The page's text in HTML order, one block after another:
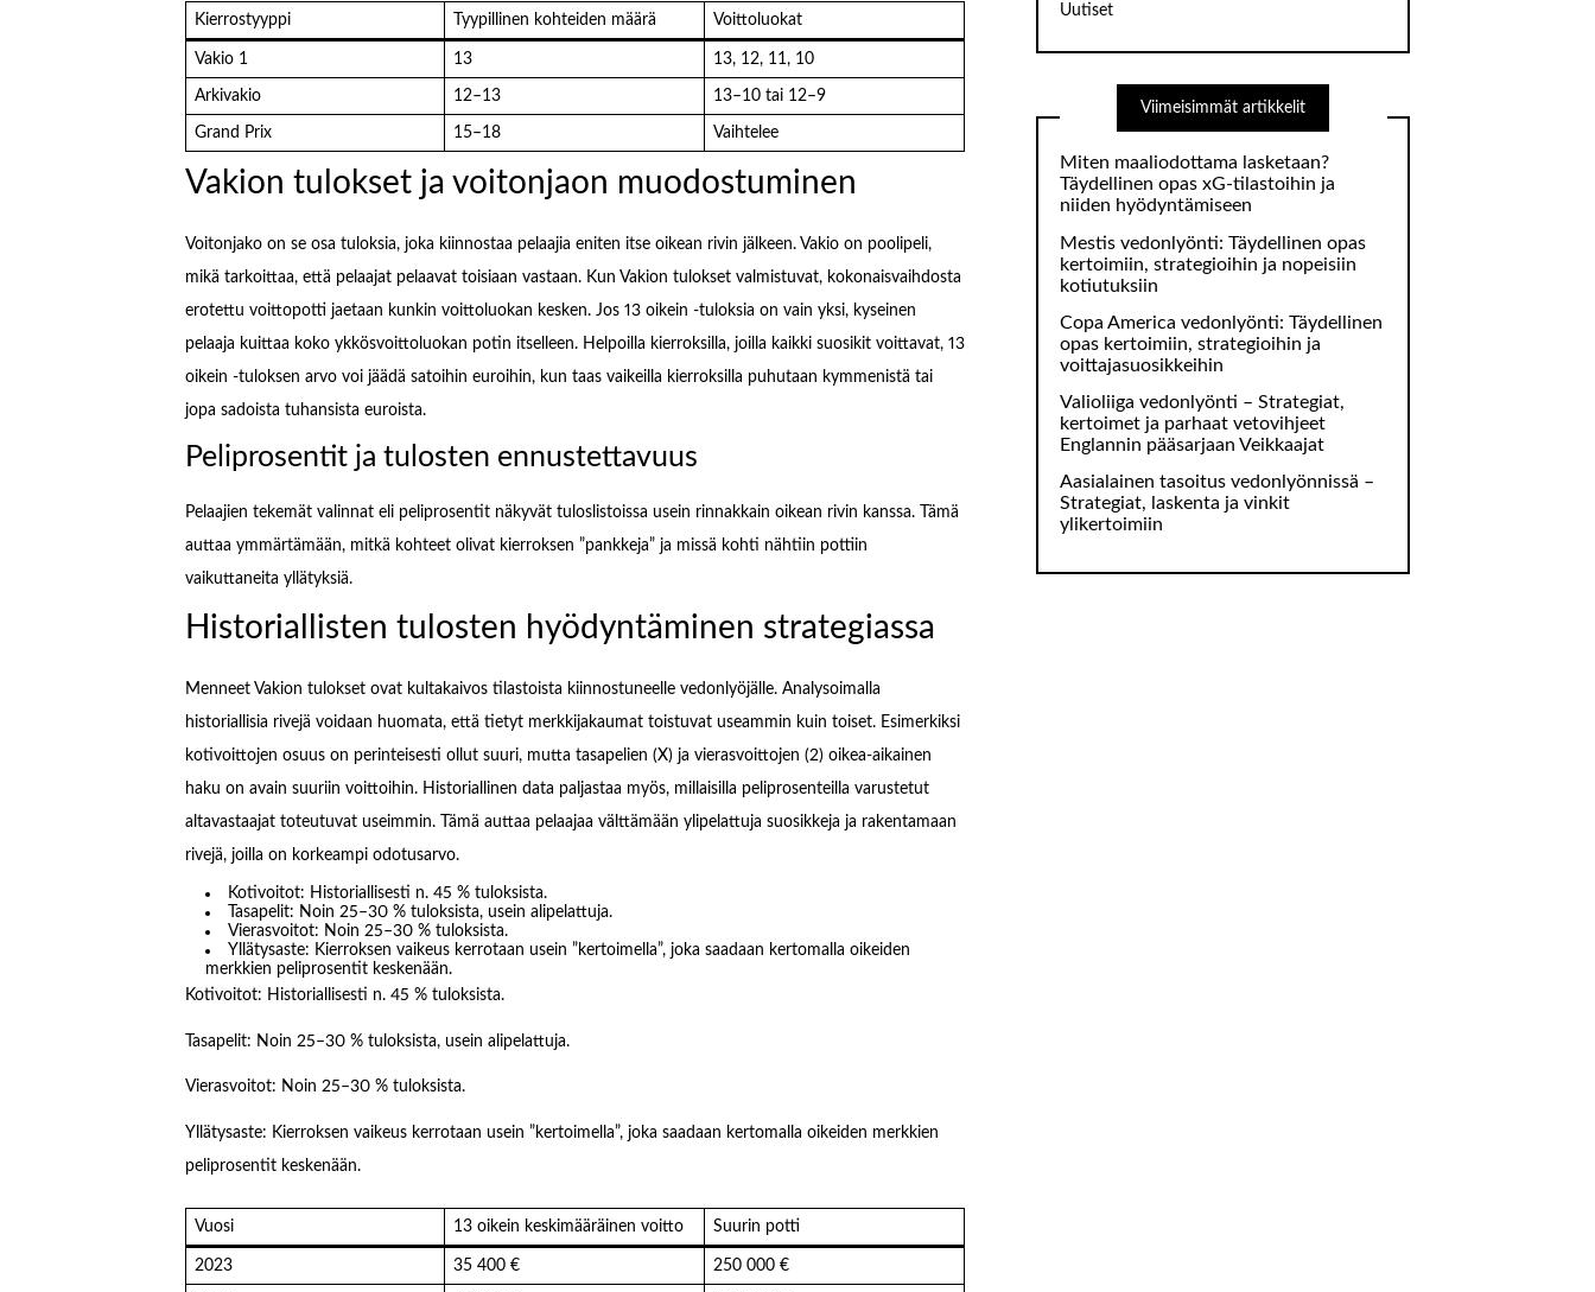
Kierrostyyppi Tyypillinen kohteiden määrä Voittoluokat
Vakio 1 13 13, 12, 11, 10
Arkivakio 12–13 13–10 tai 12–9
Grand Prix 15–18 Vaihtelee
Vakion tulokset ja voitonjaon muodostuminen
Voitonjako on se osa tuloksia, joka kiinnostaa pelaajia eniten itse oikean rivin jälkeen. Vakio on poolipeli,
mikä tarkoittaa, että pelaajat pelaavat toisiaan vastaan. Kun Vakion tulokset valmistuvat, kokonaisvaihdosta
erotettu voittopotti jaetaan kunkin voittoluokan kesken. Jos 13 oikein -tuloksia on vain yksi, kyseinen
pelaaja kuittaa koko ykkösvoittoluokan potin itselleen. Helpoilla kierroksilla, joilla kaikki suosikit voittavat, 13
oikein -tuloksen arvo voi jäädä satoihin euroihin, kun taas vaikeilla kierroksilla puhutaan kymmenistä tai
jopa sadoista tuhansista euroista.
Peliprosentit ja tulosten ennustettavuus
Pelaajien tekemät valinnat eli peliprosentit näkyvät tuloslistoissa usein rinnakkain oikean rivin kanssa. Tämä
auttaa ymmärtämään, mitkä kohteet olivat kierroksen ”pankkeja” ja missä kohti nähtiin pottiin
vaikuttaneita yllätyksiä.
Historiallisten tulosten hyödyntäminen strategiassa
Menneet Vakion tulokset ovat kultakaivos tilastoista kiinnostuneelle vedonlyöjälle. Analysoimalla
historiallisia rivejä voidaan huomata, että tietyt merkkijakaumat toistuvat useammin kuin toiset. Esimerkiksi
kotivoittojen osuus on perinteisesti ollut suuri, mutta tasapelien (X) ja vierasvoittojen (2) oikea-aikainen
haku on avain suuriin voittoihin. Historiallinen data paljastaa myös, millaisilla peliprosenteilla varustetut
altavastaajat toteutuvat useimmin. Tämä auttaa pelaajaa välttämään ylipelattuja suosikkeja ja rakentamaan
rivejä, joilla on korkeampi odotusarvo.
Kotivoitot: Historiallisesti n. 45 % tuloksista.
Tasapelit: Noin 25–30 % tuloksista, usein alipelattuja.
Vierasvoitot: Noin 25–30 % tuloksista.
Yllätysaste: Kierroksen vaikeus kerrotaan usein ”kertoimella”, joka saadaan kertomalla oikeiden
merkkien peliprosentit keskenään.
Kotivoitot: Historiallisesti n. 45 % tuloksista.
Tasapelit: Noin 25–30 % tuloksista, usein alipelattuja.
Vierasvoitot: Noin 25–30 % tuloksista.
Yllätysaste: Kierroksen vaikeus kerrotaan usein ”kertoimella”, joka saadaan kertomalla oikeiden merkkien
peliprosentit keskenään.
Vuosi 13 oikein keskimääräinen voitto Suurin potti
2023 35 400 € 250 000 €
Uutiset
Viimeisimmät artikkelit
Miten maaliodottama lasketaan?
Täydellinen opas xG-tilastoihin ja
niiden hyödyntämiseen
Mestis vedonlyönti: Täydellinen opas
kertoimiin, strategioihin ja nopeisiin
kotiutuksiin
Copa America vedonlyönti: Täydellinen
opas kertoimiin, strategioihin ja
voittajasuosikkeihin
Valioliiga vedonlyönti – Strategiat,
kertoimet ja parhaat vetovihjeet
Englannin pääsarjaan Veikkaajat
Aasialainen tasoitus vedonlyönnissä –
Strategiat, laskenta ja vinkit
ylikertoimiin